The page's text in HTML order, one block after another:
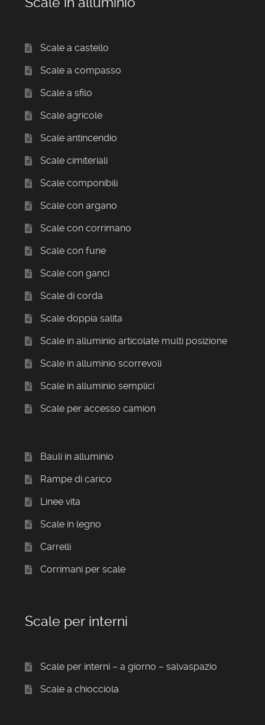
Scale a castello
Scale a compasso
Scale a sfilo
Scale agricole
Scale antincendio
Scale cimiteriali
Scale componibili
Scale con argano
Scale con corrimano
Scale con fune
Scale con ganci
Scale di corda
Scale doppia salita
Scale in alluminio articolate multi posizione
Scale in alluminio scorrevoli
Scale in alluminio semplici
Scale per accesso camion
Bauli in alluminio
Rampe di carico
Linee vita
Scale in legno
Carrelli
Corrimani per scale
Scale per interni
Scale per interni – a giorno – salvaspazio
Scale a chiocciola